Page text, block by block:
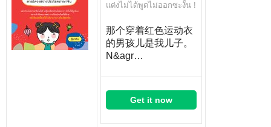
แต่งไม่ได้พูดไม่ออกซะงั้น !
那个穿着红色运动衣
的男孩儿是我儿子。
N&agr…
Get it now